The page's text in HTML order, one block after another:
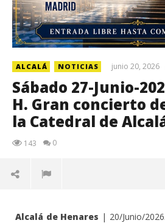
ALCALÁ NOTICIAS junio 20, 2026
Sábado 27-Junio-
H. Gran concierto
la Catedral de
143 0
Alcalá de Henares | 20/Junio/